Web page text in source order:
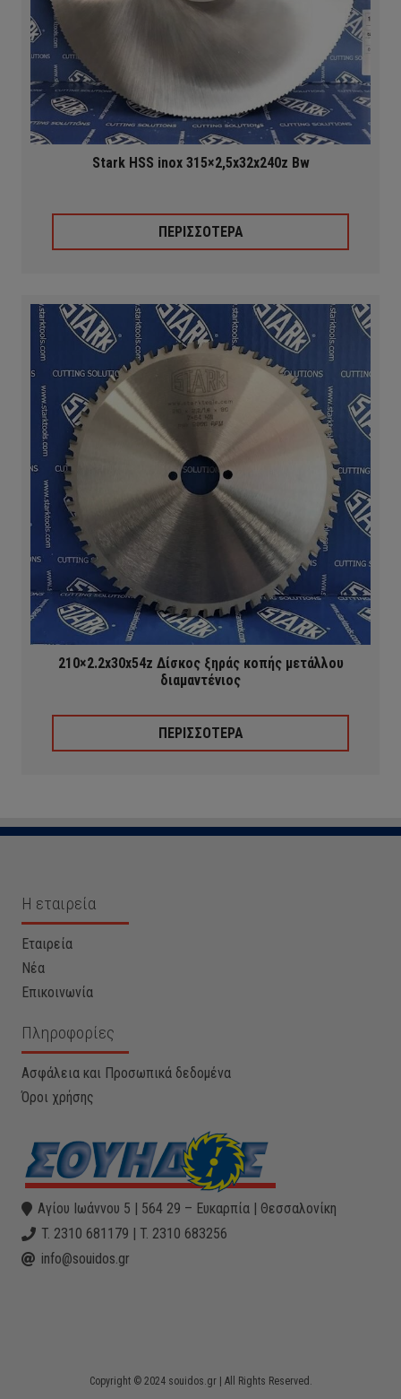
Stark HSS inox 315×2,5x32x240z Bw
ΠΕΡΙΣΣΟΤΕΡΑ
210×2.2x30x54z Δίσκος ξηράς κοπής μετάλλου
διαμαντένιος
ΠΕΡΙΣΣΟΤΕΡΑ
Η εταιρεία
Εταιρεία
Νέα
Επικοινωνία
Πληροφορίες
Ασφάλεια και Προσωπικά δεδομένα
Όροι χρήσης
Αγίου Ιωάννου 5 | 564 29 – Ευκαρπία | Θεσσαλονίκη
T. 2310 681179 | T. 2310 683256
info@souidos.gr
Copyright © 2024 souidos.gr | All Rights Reserved.